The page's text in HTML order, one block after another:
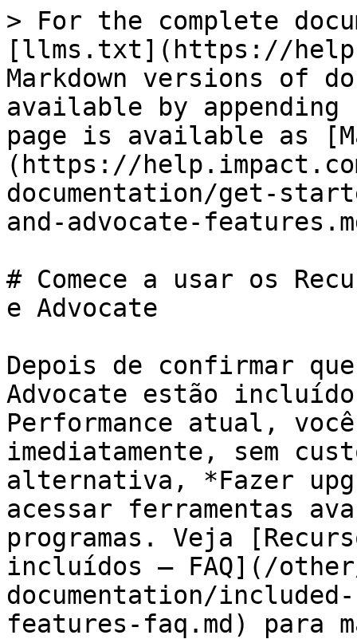
> For the complete
[llms.txt](https://
Markdown versions of
available by
page is available as
(https://
documentation/get-
and-advocate-
# Comece a usar os
e Advocate
Depois de confirmar
Advocate estão
Performance atual,
imediatamente, sem
alternativa, *Fazer
acessar ferramentas
programas. Veja
incluídos — FAQ](/
documentation/
features-faq.md) para